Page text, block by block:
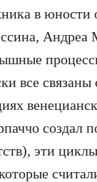
в
Андреа
все
создал
эти